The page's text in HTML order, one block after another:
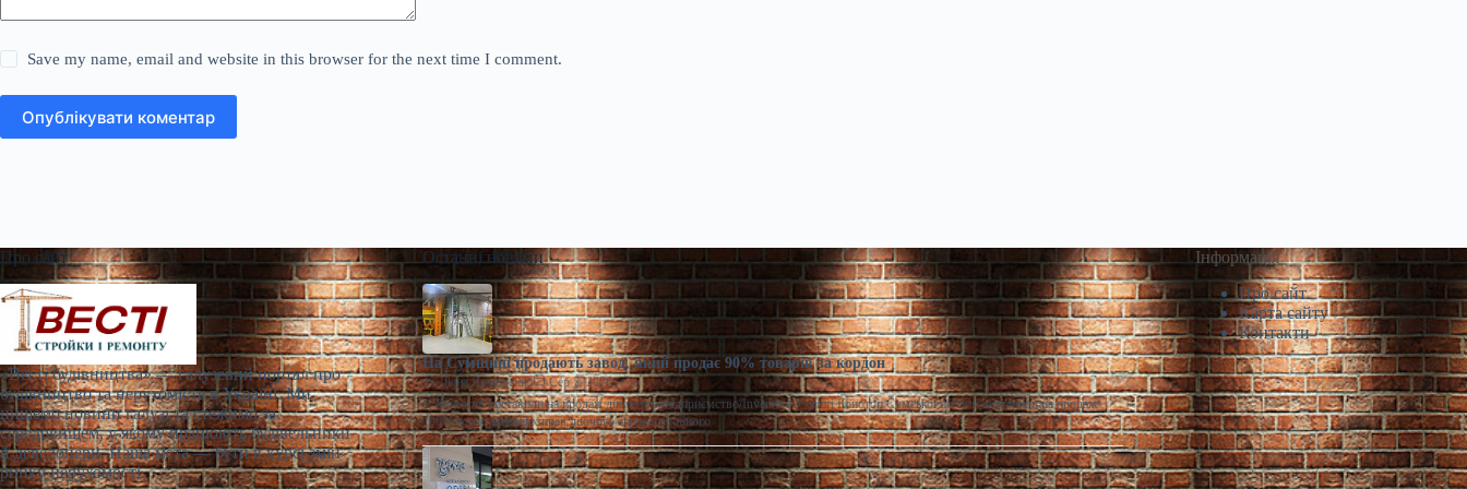
Save my name, email and website in this browser for the next time I comment.
Опублікувати коментар
Про сайт
«Весті будівництва» — галузевий портал про
будівництво та нерухомість в Україні. Ми
пишемо новини галузі та стежимо за
середовищем, у якому працюють будівельники
й девелопери. Наша мета — бути в курсі змін
ринку нерухомості.
Останні новини
На Сумщині продають завод, який продає 90% товарів за кордон
Діана Ярмоленко
Сер 7, 2026
У Конотопі виставили на продаж діюче агропідприємство/Inventure У місті Конотоп Сумської області виставили на продаж
100% корпоративних прав діючого агропереробного
Інформація
Про сайт
Карта сайту
Контакти